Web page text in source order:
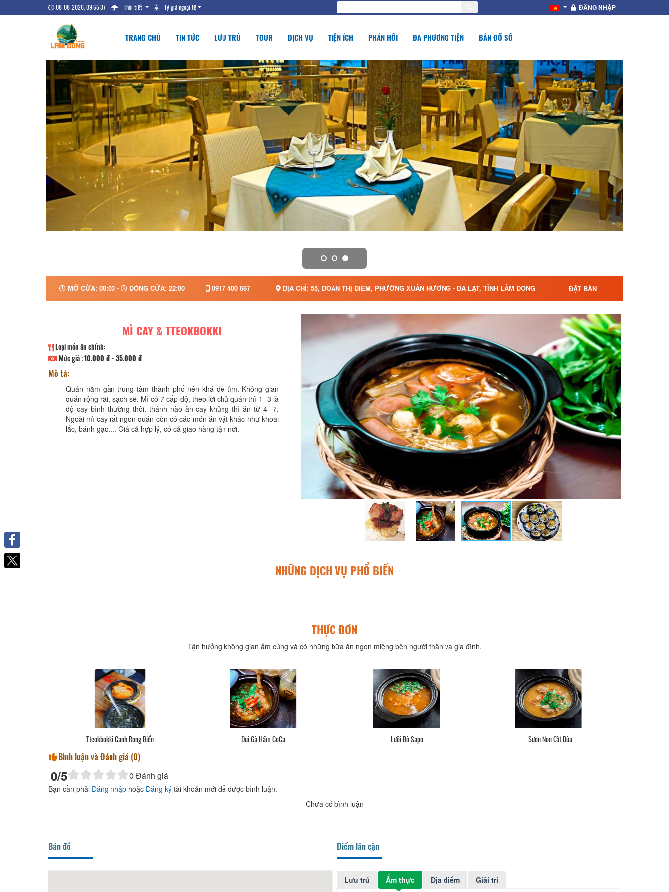
08-08-2026, 09:55:38 Thời tiết Tỷ giá ngoại tệ ĐĂNG NHẬP
TRANG CHỦ TIN TỨC LƯU TRÚ TOUR DỊCH VỤ TIỆN ÍCH PHẢN HỒI ĐA PHƯƠNG TIỆN BẢN ĐỒ SỐ
MỞ CỬA: 08:00 - ĐÓNG CỬA: 22:00 0917 400 667 ĐỊA CHỈ: 55, ĐOÀN THỊ ĐIỂM, PHƯỜNG XUÂN HƯƠNG - ĐÀ LẠT, TỈNH LÂM ĐỒNG ĐẶT BÀN
MÌ CAY & TTEOKBOKKI
Loại món ăn chính:
Mức giá :10.000 đ - 35.000 đ
Mô tả:
Quán nằm gần trung tâm thành phố nên khá dễ tìm. Không gian
quán rộng rãi, sạch sẽ. Mì có 7 cấp độ, theo lời chủ quán thì 1 -3 là
độ cay bình thường thôi, thánh nào ăn cay khủng thì ăn từ 4 -7.
Ngoài mì cay rất ngon quán còn có các món ăn vặt khác như khoai
lắc, bánh gạo.... Giá cả hợp lý, có cả giao hàng tận nơi.
NHỮNG DỊCH VỤ PHỔ BIẾN
THỰC ĐƠN
Tận hưởng không gian ấm cúng và có những bữa ăn ngon miệng bên người thân và gia đình.
Đùi Gà Hầm CoCa Lưỡi Bò Sapo Sườn Non Cốt Dừa Bánh NaChos Sốt Bò
Bình luận và Đánh giá (0)
0/5 0 Đánh giá
Bạn cần phải Đăng nhập hoặc Đăng ký tài khoản mới để được bình luận.
Chưa có bình luận
Bản đồ Điểm lân cận
Lưu trú Ẩm thực Địa điểm Giải trí
Facebook